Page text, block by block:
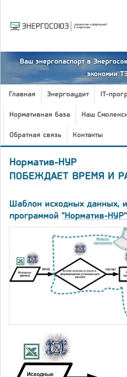
Ваш энергопаспорт в
экономии
Главная Энергоаудит IT-
Нормативная база Наш
Обратная связь Контакты
Норматив-НУР
ПОБЕЖДАЕТ ВРЕМЯ И
Шаблон исходных данных,
программой "Норматив-НУР"